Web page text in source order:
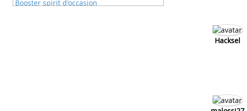
Booster spirit d'occasion
Hacksel